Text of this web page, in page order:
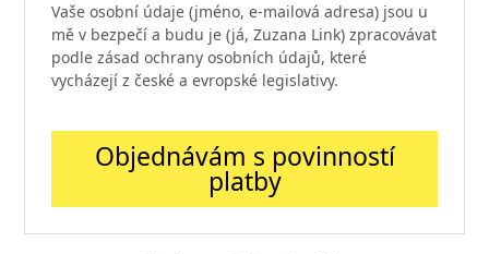
Vaše osobní údaje (jméno, e-mailová adresa) jsou u
mě v bezpečí a budu je (já, Zuzana Link) zpracovávat
podle zásad ochrany osobních údajů, které
vycházejí z české a evropské legislativy.
Objednávám s povinností
platby